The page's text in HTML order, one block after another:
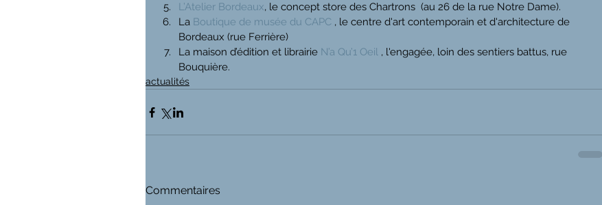
L’Atelier Bordeaux, le concept store des Chartrons  (au 26 de la rue Notre Dame).
La Boutique de musée du CAPC , le centre d'art contemporain et d'architecture de
Bordeaux (rue Ferrière)
La maison d’édition et librairie N’a Qu’1 Oeil , l'engagée, loin des sentiers battus, rue
Bouquière.
actualités
Commentaires